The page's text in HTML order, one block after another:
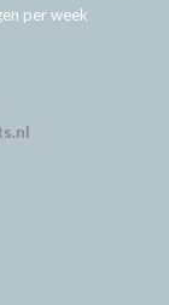
per week